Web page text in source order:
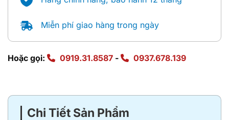
Miễn phí giao hàng trong ngày
Hoặc gọi: 0919.31.8587 - 0937.678.139
Chi Tiết Sản Phẩm